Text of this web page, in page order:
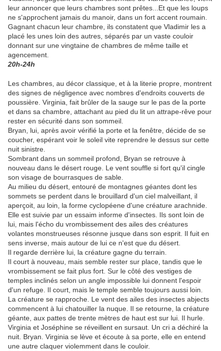
leur annoncer que leurs chambres sont prêtes...Et que les loups
ne s'approchent jamais du manoir, dans un fort accent roumain.
Gagnant chacun leur chambre, ils constatent que Vladimir les a
placé les unes loin des autres, séparés par un vaste couloir
donnant sur une vingtaine de chambres de même taille et
agencement.
20h-24h
Les chambres, au décor classique, et à la literie propre, montrent
des signes de négligence avec nombres d'endroits couverts de
poussière. Virginia, fait brûler de la sauge sur le pas de la porte
et dans sa chambre, attachant au pied du lit un attrape-rêve pour
rester en sécurité dans son sommeil.
Bryan, lui, après avoir vérifié la porte et la fenêtre, décide de se
coucher, espérant voir le soleil vite reprendre le dessus sur cette
nuit sinistre.
Sombrant dans un sommeil profond, Bryan se retrouve à
nouveau dans le désert rouge. Le vent souffle si fort qu'il cingle
son visage de bourrasques de sable.
Au milieu du désert, entouré de montagnes géantes dont les
sommets se perdent dans le brouillard d'un ciel malveillant, il
aperçoit, au loin, la forme cyclopéene d'une créature arachnide.
Elle est suivie par un essaim informe d'insectes. Ils sont loin de
lui, mais l'écho du vrombissement des ailes des créatures
volantes monstrueuses résonne jusque dans son esprit. Il fuit en
sens inverse, mais autour de lui ce n'est que du désert.
Il regarde derrière lui, la créature gagne du terrain.
Il court à nouveau, mais semble rester sur place, tandis que le
vrombissement se fait plus fort. Sur le côté des vestiges de
temples inclinés selon un angle impossible lui donnent l'espoir
d'un refuge. Il court, mais le temple semble toujours aussi loin.
La créature se rapproche. Le vent des ailes des insectes abjects
commencent à lui chatouiller la nuque. Il se retourne, la créature
géante, aux pattes de trente mètres de haut est sur lui. Il hurle.
Virginia et Joséphine se réveillent en sursaut. Un cri a déchiré la
nuit. Bryan. Virginia se lève et écoute à sa porte, elle en entend
une autre claquer violemment dans le couloir.